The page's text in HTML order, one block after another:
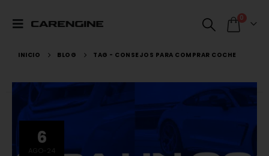
0
INICIO BLOG TAG - CONSEJOS PARA COMPRAR COCHE
6
AGO-24